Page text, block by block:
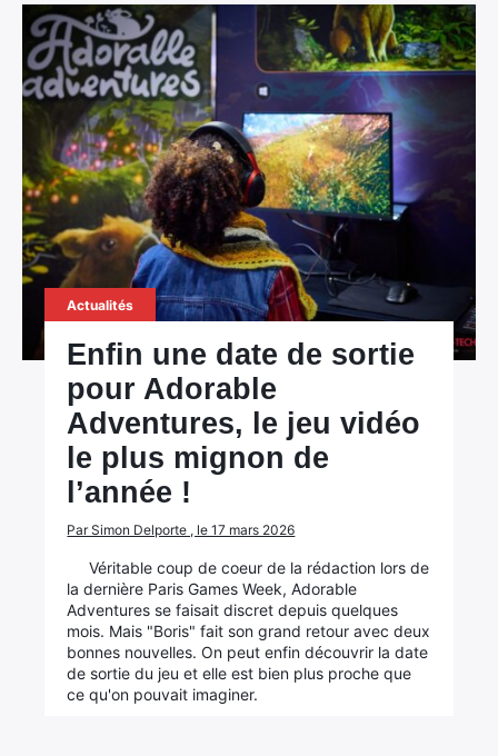
Actualités
Enfin une date de sortie
pour Adorable
Adventures, le jeu vidéo
le plus mignon de
l’année !
Par Simon Delporte , le 17 mars 2026
Véritable coup de coeur de la rédaction lors de
la dernière Paris Games Week, Adorable
Adventures se faisait discret depuis quelques
mois. Mais "Boris" fait son grand retour avec deux
bonnes nouvelles. On peut enfin découvrir la date
de sortie du jeu et elle est bien plus proche que
ce qu'on pouvait imaginer.